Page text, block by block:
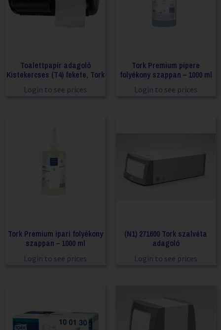
Toalettpapír adagoló
Kistekercses (T4) fekete, Tork
Login to see prices
Tork Premium pipere
folyékony szappan – 1000 ml
Login to see prices
Tork Premium ipari folyékony
szappan – 1000 ml
Login to see prices
(N1) 271600 Tork szalvéta
adagoló
Login to see prices